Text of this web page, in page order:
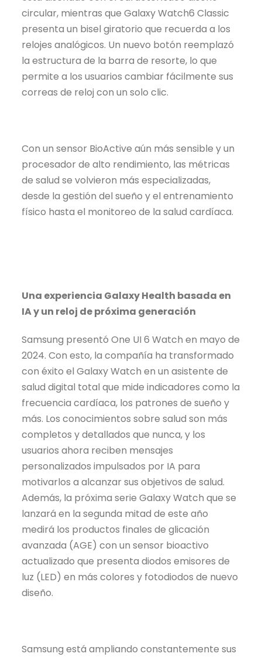
circular, mientras que Galaxy Watch6 Classic
presenta un bisel giratorio que recuerda a los
relojes analógicos. Un nuevo botón reemplazó
la estructura de la barra de resorte, lo que
permite a los usuarios cambiar fácilmente sus
correas de reloj con un solo clic.
Con un sensor BioActive aún más sensible y un
procesador de alto rendimiento, las métricas
de salud se volvieron más especializadas,
desde la gestión del sueño y el entrenamiento
físico hasta el monitoreo de la salud cardíaca.
Una experiencia Galaxy Health basada en
IA y un reloj de próxima generación
Samsung presentó One UI 6 Watch en mayo de
2024. Con esto, la compañía ha transformado
con éxito el Galaxy Watch en un asistente de
salud digital total que mide indicadores como la
frecuencia cardíaca, los patrones de sueño y
más. Los conocimientos sobre salud son más
completos y detallados que nunca, y los
usuarios ahora reciben mensajes
personalizados impulsados por IA para
motivarlos a alcanzar sus objetivos de salud.
Además, la próxima serie Galaxy Watch que se
lanzará en la segunda mitad de este año
medirá los productos finales de glicación
avanzada (AGE) con un sensor bioactivo
actualizado que presenta diodos emisores de
luz (LED) en más colores y fotodiodos de nuevo
diseño.
Samsung está ampliando constantemente sus